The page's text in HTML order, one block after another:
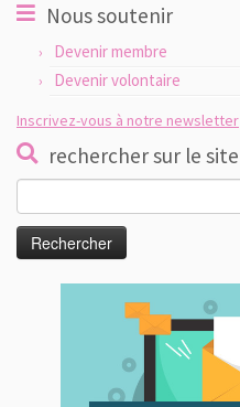
Nous soutenir
Devenir membre
Devenir volontaire
Inscrivez-vous à notre newsletter
rechercher sur le site